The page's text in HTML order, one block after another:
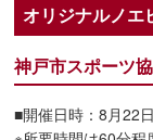
オリジナルノエ
神戸市スポーツ
■開催日時：8月22